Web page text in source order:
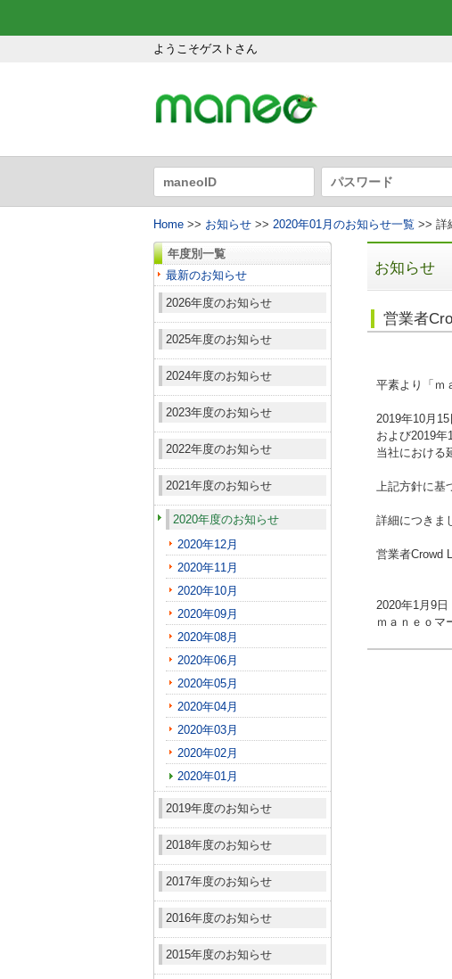
ようこそゲストさん
Home >> お知らせ >> 2020年01月のお知らせ一覧 >> 詳
年度別一覧
最新のお知らせ
2026年度のお知らせ
2025年度のお知らせ
2024年度のお知らせ
2023年度のお知らせ
2022年度のお知らせ
2021年度のお知らせ
2020年度のお知らせ
2020年12月
2020年11月
2020年10月
2020年09月
2020年08月
2020年06月
2020年05月
2020年04月
2020年03月
2020年02月
2020年01月
2019年度のお知らせ
2018年度のお知らせ
2017年度のお知らせ
2016年度のお知らせ
2015年度のお知らせ
お知らせ
営業者
平素より「ｍ
2019年10月
および2019年
当社における
上記方針に基
詳細につきま
営業者Crowd
2020年1月9日
ｍａｎｅｏマ